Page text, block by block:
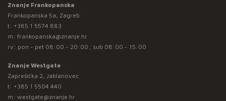
Znanje Frankopanska
Frankopanska 5a, Zagreb
t: +385 1 5574 883
m: frankopanska@znanje.hr
rv: pon - pet 08:00 - 20:00 ; sub 08:00 - 15:00
Znanje Westgate
Zaprešićka 2, Jablanovec
t: +385 1 5504 440
m: westgate@znanje.hr